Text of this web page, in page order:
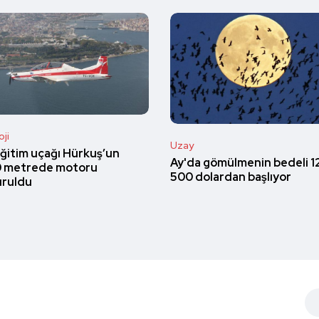
uçağı Hürkuş’un
metrede motoru
Uzay
Ay'da gömülmenin bedeli
500 dolardan başlıyor